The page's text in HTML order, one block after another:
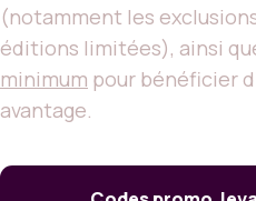
(notamment les
éditions limitées), ainsi
minimum pour bénéficier
avantage.